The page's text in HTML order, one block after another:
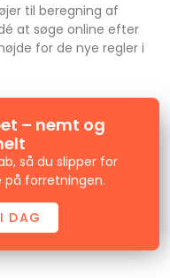
til beregning af
at søge online efter
for de nye regler i
– nemt og
så du slipper for
forretningen.
DAG